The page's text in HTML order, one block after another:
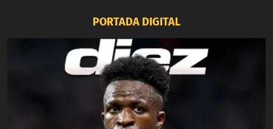
PORTADA DIGITAL